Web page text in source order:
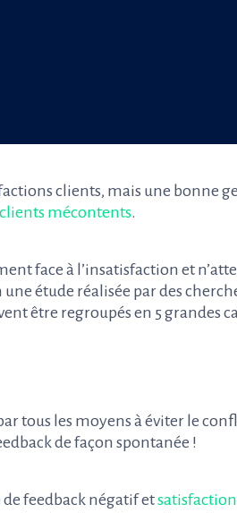
clients, mais une bonne
clients mécontents.
face à l’insatisfaction et
étude réalisée par des
être regroupés en 5 grandes
tous les moyens à éviter le
de façon spontanée !
feedback négatif et